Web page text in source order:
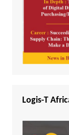
Logis-T